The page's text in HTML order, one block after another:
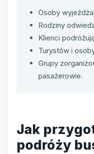
Osoby
Rodziny
Klienci
Turystów i
Grupy
pasażerowie.
Jak
podróży